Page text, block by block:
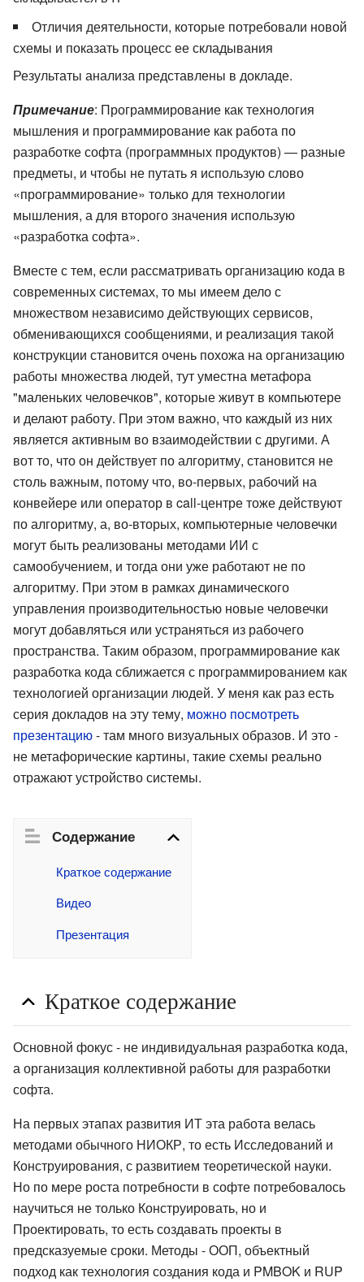
Отличия деятельности, которые потребовали новой
схемы и показать процесс ее складывания
Результаты анализа представлены в докладе.
Примечание: Программирование как технология
мышления и программирование как работа по
разработке софта (программных продуктов) — разные
предметы, и чтобы не путать я использую слово
«программирование» только для технологии
мышления, а для второго значения использую
«разработка софта».
Вместе с тем, если рассматривать организацию кода в
современных системах, то мы имеем дело с
множеством независимо действующих сервисов,
обменивающихся сообщениями, и реализация такой
конструкции становится очень похожа на организацию
работы множества людей, тут уместна метафора
"маленьких человечков", которые живут в компьютере
и делают работу. При этом важно, что каждый из них
является активным во взаимодействии с другими. А
вот то, что он действует по алгоритму, становится не
столь важным, потому что, во-первых, рабочий на
конвейере или оператор в call-центре тоже действуют
по алгоритму, а, во-вторых, компьютерные человечки
могут быть реализованы методами ИИ с
самообучением, и тогда они уже работают не по
алгоритму. При этом в рамках динамического
управления производительностью новые человечки
могут добавляться или устраняться из рабочего
пространства. Таким образом, программирование как
разработка кода сближается с программированием как
технологией организации людей. У меня как раз есть
серия докладов на эту тему, можно посмотреть
презентацию- там много визуальных образов. И это -
не метафорические картины, такие схемы реально
отражают устройство системы.
Содержание
Краткое содержание
Видео
Презентация
Краткое содержание
Основной фокус - не индивидуальная разработка кода,
а организация коллективной работы для разработки
софта.
На первых этапах развития ИТ эта работа велась
методами обычного НИОКР, то есть Исследований и
Конструирования, с развитием теоретической науки.
Но по мере роста потребности в софте потребовалось
научиться не только Конструировать, но и
Проектировать, то есть создавать проекты в
предсказуемые сроки. Методы - ООП, объектный
подход как технология создания кода и PMBOK и RUP